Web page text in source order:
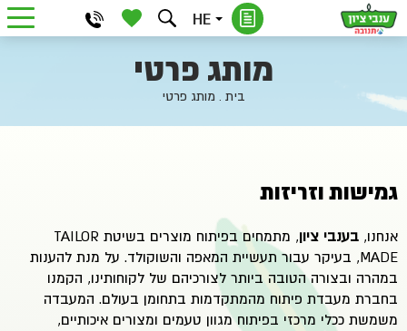
HE
מותג פרטי
בית מותג פרטי
גמישות וזריזות
אנחנו, בענבי ציון
, מתמחים בפיתוח מוצרים בשיטת TAILOR
MADE, בעיקר עבור תעשיית המאפה והשוקולד. על מנת להענות
במהרה ובצורה הטובה ביותר לצורכיהם של לקוחותינו, הקמנו
בחברת מעבדת פיתוח מהמתקדמות בתחומן בעולם. המעבדה
משמשת ככלי מרכזי בפיתוח מגוון טעמים ומצורים איכותיים,